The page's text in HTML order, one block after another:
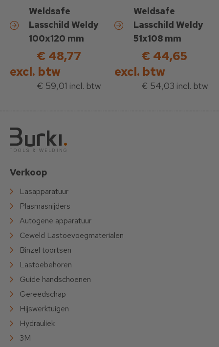
Weldsafe
Lasschild Weldy
100x120 mm
€ 48,77
excl. btw
€ 59,01 incl. btw
Weldsafe
Lasschild Weldy
51x108 mm
€ 44,65
excl. btw
€ 54,03 incl. btw
Verkoop
Lasapparatuur
Plasmasnijders
Autogene apparatuur
Ceweld Lastoevoegmaterialen
Binzel toortsen
Lastoebehoren
Guide handschoenen
Gereedschap
Hijswerktuigen
Hydrauliek
3M